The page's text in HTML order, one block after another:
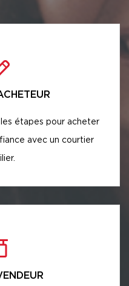
étapes pour acheter
avec un courtier